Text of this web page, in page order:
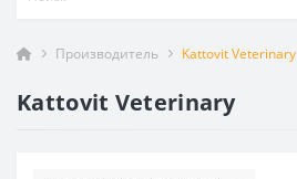
Производитель Kattovit Veterinary
Kattovit Veterinary